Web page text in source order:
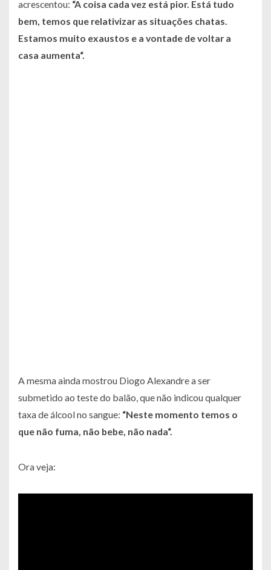
acrescentou: “A coisa cada vez está pior. Está tudo
bem, temos que relativizar as situações chatas.
Estamos muito exaustos e a vontade de voltar a
casa aumenta“.
A mesma ainda mostrou Diogo Alexandre a ser
submetido ao teste do balão, que não indicou qualquer
taxa de álcool no sangue: “Neste momento temos o
que não fuma, não bebe, não nada“.
Ora veja: